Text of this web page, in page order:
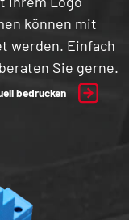
können mit
werden. Einfach
Sie gerne.
bedrucken